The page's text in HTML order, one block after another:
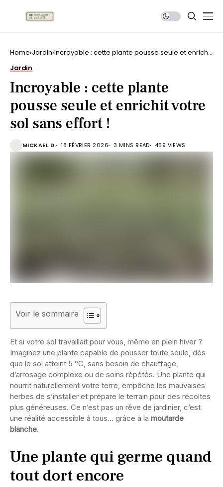
Home Jardin Incroyable : cette plante pousse seule et enrichit
Jardin
Incroyable : cette plante
pousse seule et enrichit votre
sol sans effort !
MICKAEL D. 18 FÉVRIER 2026 3 MINS READ 459 VIEWS
Voir le sommaire
Et si votre sol travaillait pour vous, même en plein hiver ?
Imaginez une plante capable de pousser toute seule, dès
que le sol atteint 5 °C, sans besoin de chauffage,
d’arrosage complexe ou de soins répétés. Une plante qui
nourrit naturellement votre terre, empêche les mauvaises
herbes de s’installer et prépare le terrain pour des récoltes
plus généreuses. Ce n’est pas un rêve de jardinier, c’est
une réalité accessible à tous… grâce à la moutarde
blanche.
Une plante qui germe quand
tout dort encore